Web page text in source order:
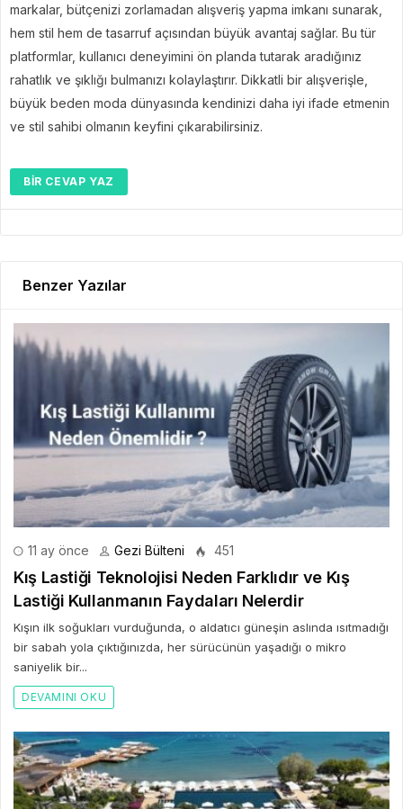
markalar, bütçenizi zorlamadan alışveriş yapma imkanı sunarak,
hem stil hem de tasarruf açısından büyük avantaj sağlar. Bu tür
platformlar, kullanıcı deneyimini ön planda tutarak aradığınız
rahatlık ve şıklığı bulmanızı kolaylaştırır. Dikkatli bir alışverişle,
büyük beden moda dünyasında kendinizi daha iyi ifade etmenin
ve stil sahibi olmanın keyfini çıkarabilirsiniz.
BIR CEVAP YAZ
Benzer Yazılar
11 ay önce Gezi Bülteni 451
Kış Lastiği Teknolojisi Neden Farklıdır ve Kış
Lastiği Kullanmanın Faydaları Nelerdir
Kışın ilk soğukları vurduğunda, o aldatıcı güneşin aslında ısıtmadığı
bir sabah yola çıktığınızda, her sürücünün yaşadığı o mikro
saniyelik bir...
DEVAMINI OKU